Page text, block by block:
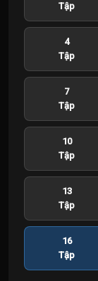
Tập
4
Tập
7
Tập
10
Tập
13
Tập
16
Tập